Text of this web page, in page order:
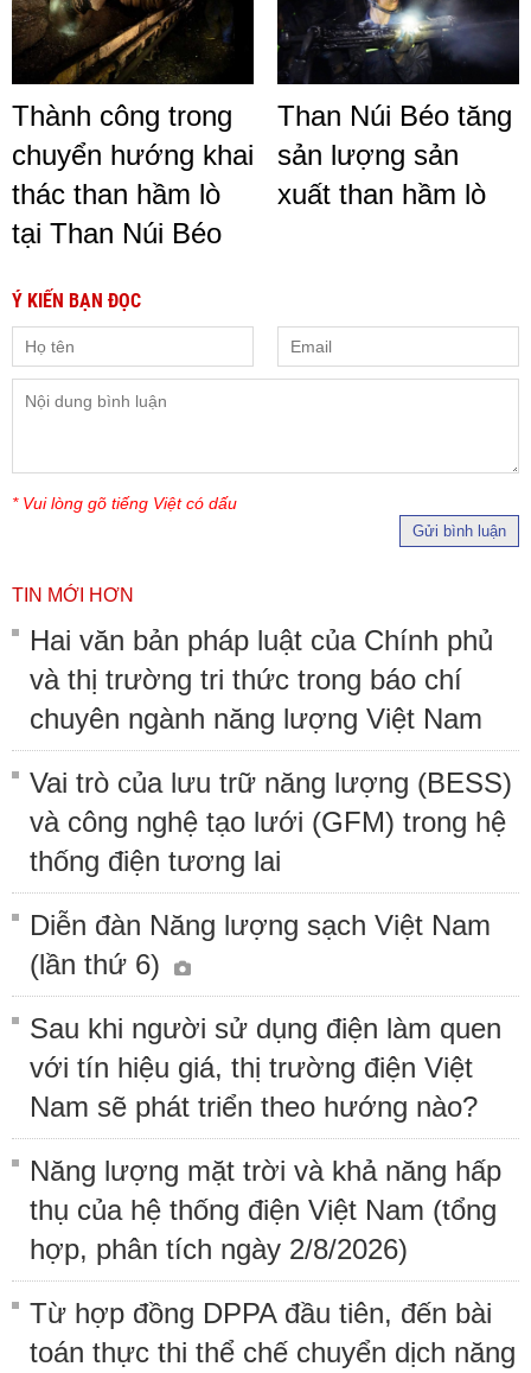
Thành công trong
chuyển hướng khai
thác than hầm lò
tại Than Núi Béo
Than Núi Béo tăng
sản lượng sản
xuất than hầm lò
Ý KIẾN BẠN ĐỌC
* Vui lòng gõ tiếng Việt có dấu
Gửi bình luận
TIN MỚI HƠN
Hai văn bản pháp luật của Chính phủ
và thị trường tri thức trong báo chí
chuyên ngành năng lượng Việt Nam
Vai trò của lưu trữ năng lượng (BESS)
và công nghệ tạo lưới (GFM) trong hệ
thống điện tương lai
Diễn đàn Năng lượng sạch Việt Nam
(lần thứ 6)
Sau khi người sử dụng điện làm quen
với tín hiệu giá, thị trường điện Việt
Nam sẽ phát triển theo hướng nào?
Năng lượng mặt trời và khả năng hấp
thụ của hệ thống điện Việt Nam (tổng
hợp, phân tích ngày 2/8/2026)
Từ hợp đồng DPPA đầu tiên, đến bài
toán thực thi thể chế chuyển dịch năng